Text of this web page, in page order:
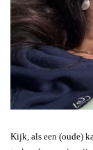
Kijk, als een (oude)